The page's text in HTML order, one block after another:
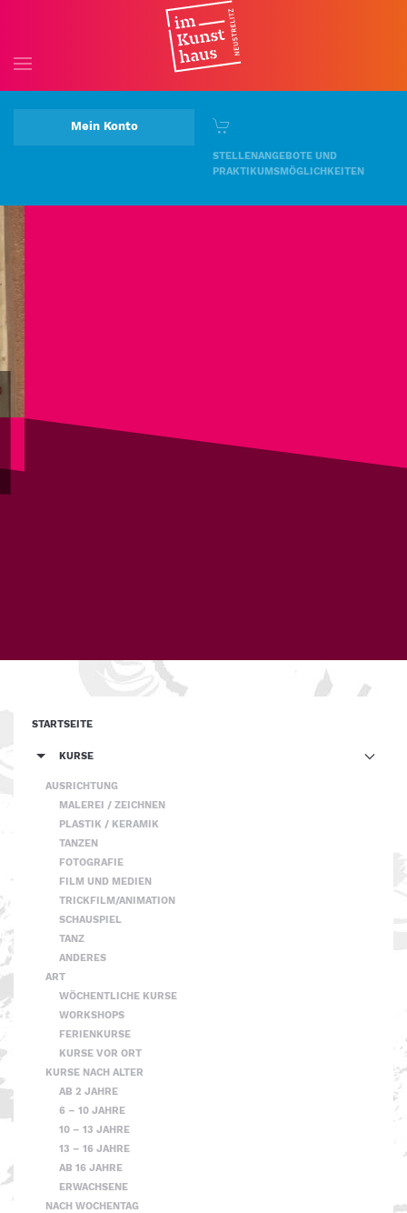
Mein Konto
STELLENANGEBOTE UND
PRAKTIKUMSMÖGLICHKEITEN
Kunstschule
STARTSEITE
KURSE
AUSRICHTUNG
MALEREI / ZEICHNEN
PLASTIK / KERAMIK
TANZEN
FOTOGRAFIE
FILM UND MEDIEN
TRICKFILM/ANIMATION
SCHAUSPIEL
TANZ
ANDERES
ART
WÖCHENTLICHE KURSE
WORKSHOPS
FERIENKURSE
KURSE VOR ORT
KURSE NACH ALTER
AB 2 JAHRE
6 – 10 JAHRE
10 – 13 JAHRE
13 – 16 JAHRE
AB 16 JAHRE
ERWACHSENE
NACH WOCHENTAG